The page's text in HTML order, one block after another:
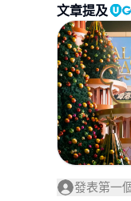
文章提及
發表第一